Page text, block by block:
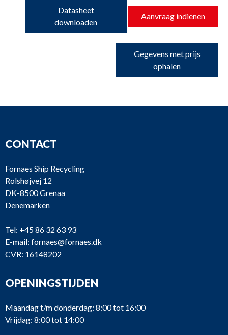
Datasheet
downloaden
Aanvraag indienen
Gegevens met prijs
ophalen
CONTACT
Fornaes Ship Recycling
Rolshøjvej 12
DK-8500 Grenaa
Denemarken
Tel: +45 86 32 63 93
E-mail: fornaes@fornaes.dk
CVR: 16148202
OPENINGSTIJDEN
Maandag t/m donderdag: 8:00 tot 16:00
Vrijdag: 8:00 tot 14:00